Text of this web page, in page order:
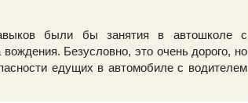
были бы занятия в автошколе с
Безусловно, это очень дорого, но
едущих в автомобиле с водителем